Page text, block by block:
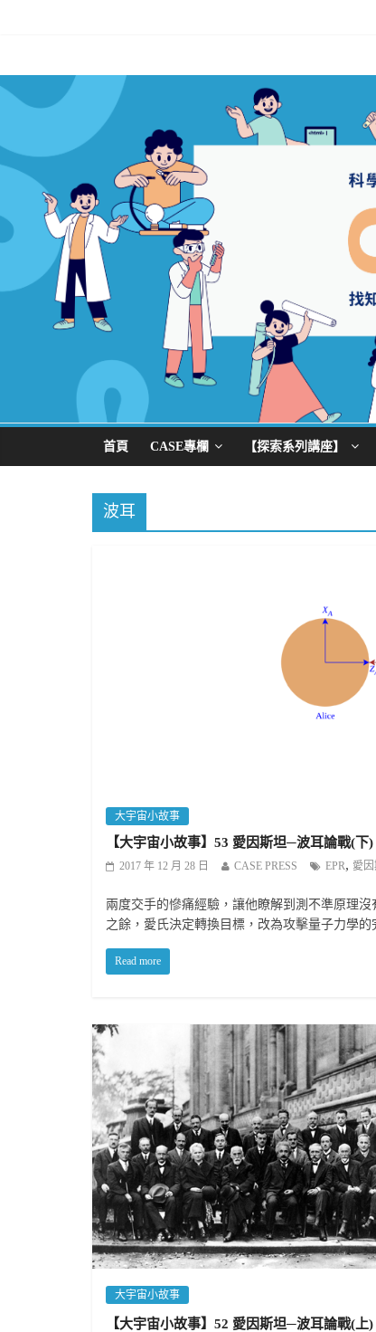
首頁 CASE專欄 【探索系列講座】
波耳
大宇宙小故事
【大宇宙小故事】53 愛因斯坦─波耳論戰(
2017 年 12 月 28 日 CASE PRESS EPR, 愛
兩度交手的慘痛經驗，讓他瞭解到測不準原理
之餘，愛氏決定轉換目標，改為攻擊量子力學的
Read more
大宇宙小故事
【大宇宙小故事】52 愛因斯坦─波耳論戰(上)